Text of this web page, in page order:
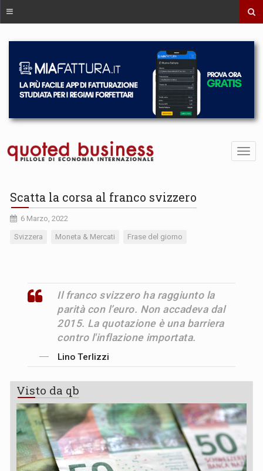
Scatta la corsa al franco svizzero
6 Marzo, 2022
Svizzera Moneta & Mercati Frase del giorno
Il franco svizzero ha raggiunto la
parità con l’euro. Non accadeva dal
2015. La quotazione è una barriera
contro l'inflazione importata.
Lino Terlizzi
Visto da qb